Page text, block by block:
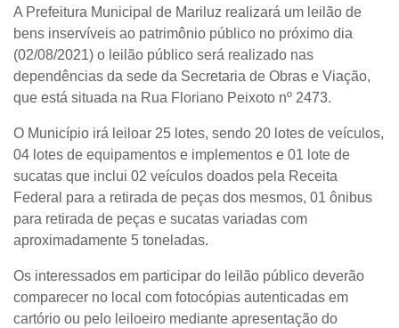
A Prefeitura Municipal de Mariluz realizará um leilão de
bens inservíveis ao patrimônio público no próximo dia
(02/08/2021) o leilão público será realizado nas
dependências da sede da Secretaria de Obras e Viação,
que está situada na Rua Floriano Peixoto nº 2473.
O Município irá leiloar 25 lotes, sendo 20 lotes de veículos,
04 lotes de equipamentos e implementos e 01 lote de
sucatas que inclui 02 veículos doados pela Receita
Federal para a retirada de peças dos mesmos, 01 ônibus
para retirada de peças e sucatas variadas com
aproximadamente 5 toneladas.
Os interessados em participar do leilão público deverão
comparecer no local com fotocópias autenticadas em
cartório ou pelo leiloeiro mediante apresentação do